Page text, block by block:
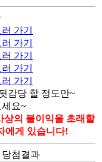
가기
가기
가기
가기
가기
감당 할 정도만~
요~
상의 불이익을 초래할
에게 있습니다!
당첨결과